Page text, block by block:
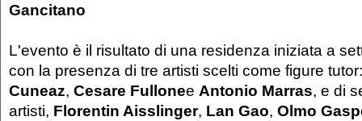
Gancitano
L'evento è il risultato di una residenza iniziata a
con la presenza di tre artisti scelti come figure
Cuneaz, Cesare Fullonee Antonio Marras, e di
artisti, Florentin Aisslinger, Lan Gao, Olmo